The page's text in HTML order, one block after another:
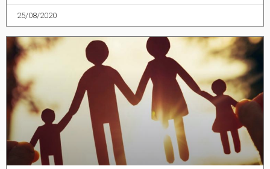
25/08/2020